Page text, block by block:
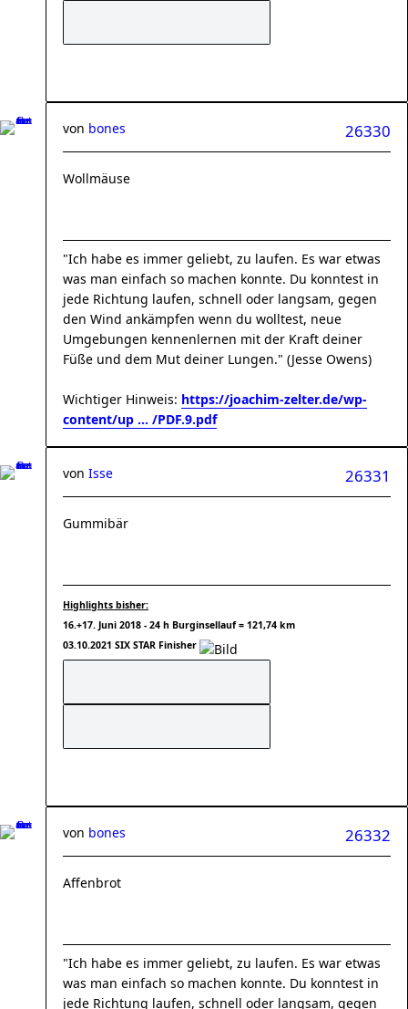
26330
von bones
Wollmäuse
"Ich habe es immer geliebt, zu laufen. Es war etwas
was man einfach so machen konnte. Du konntest in
jede Richtung laufen, schnell oder langsam, gegen
den Wind ankämpfen wenn du wolltest, neue
Umgebungen kennenlernen mit der Kraft deiner
Füße und dem Mut deiner Lungen." (Jesse Owens)
Wichtiger Hinweis: https://joachim-zelter.de/wp-
content/up ... /PDF.9.pdf
26331
von Isse
Gummibär
Highlights bisher:
16.+17. Juni 2018 - 24 h Burginsellauf = 121,74 km
03.10.2021 SIX STAR Finisher
26332
von bones
Affenbrot
"Ich habe es immer geliebt, zu laufen. Es war etwas
was man einfach so machen konnte. Du konntest in
jede Richtung laufen, schnell oder langsam, gegen